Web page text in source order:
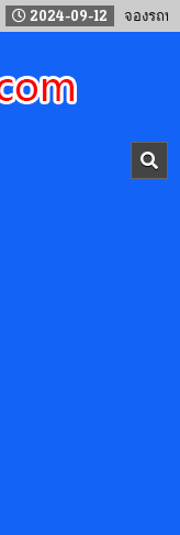
2024-09-12 จองรถทัวร์ กรุ